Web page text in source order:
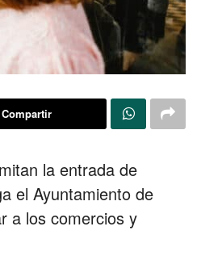
Compartir
la entrada de
el Ayuntamiento de
a los comercios y